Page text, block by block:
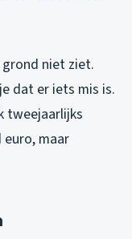
niet ziet.
dat er iets mis is.
tweejaarlijks
maar